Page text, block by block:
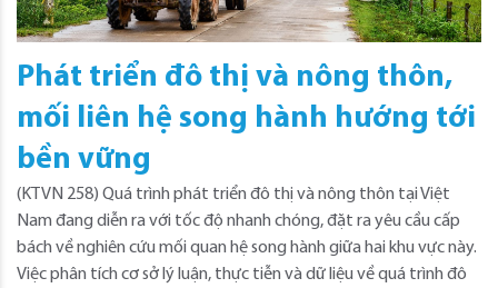
Phát triển đô thị và nông thôn,
mối liên hệ song hành hướng tới
bền vững
(KTVN 258) Quá trình phát triển đô thị và nông thôn tại Việt
Nam đang diễn ra với tốc độ nhanh chóng, đặt ra yêu cầu cấp
bách về nghiên cứu mối quan hệ song hành giữa hai khu vực này.
Việc phân tích cơ sở lý luận, thực tiễn và dữ liệu về quá trình đô